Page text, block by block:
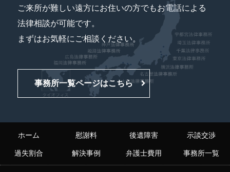
ご来所が難しい遠方にお住いの方でもお電話による
法律相談が可能です。
まずはお気軽にご相談ください。
事務所一覧ページはこちら
ホーム 慰謝料 後遺障害 示談交渉
過失割合 解決事例 弁護士費用 事務所一覧